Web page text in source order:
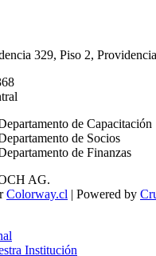
329, Piso 2,
de Capacitación
de Socios
de Finanzas
AG.
Colorway.cl | Powered by
Institución